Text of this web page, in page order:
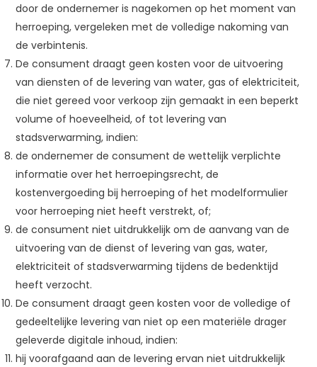
door de ondernemer is nagekomen op het moment van
herroeping, vergeleken met de volledige nakoming van
de verbintenis.
De consument draagt geen kosten voor de uitvoering
van diensten of de levering van water, gas of elektriciteit,
die niet gereed voor verkoop zijn gemaakt in een beperkt
volume of hoeveelheid, of tot levering van
stadsverwarming, indien:
de ondernemer de consument de wettelijk verplichte
informatie over het herroepingsrecht, de
kostenvergoeding bij herroeping of het modelformulier
voor herroeping niet heeft verstrekt, of;
de consument niet uitdrukkelijk om de aanvang van de
uitvoering van de dienst of levering van gas, water,
elektriciteit of stadsverwarming tijdens de bedenktijd
heeft verzocht.
De consument draagt geen kosten voor de volledige of
gedeeltelijke levering van niet op een materiële drager
geleverde digitale inhoud, indien:
hij voorafgaand aan de levering ervan niet uitdrukkelijk